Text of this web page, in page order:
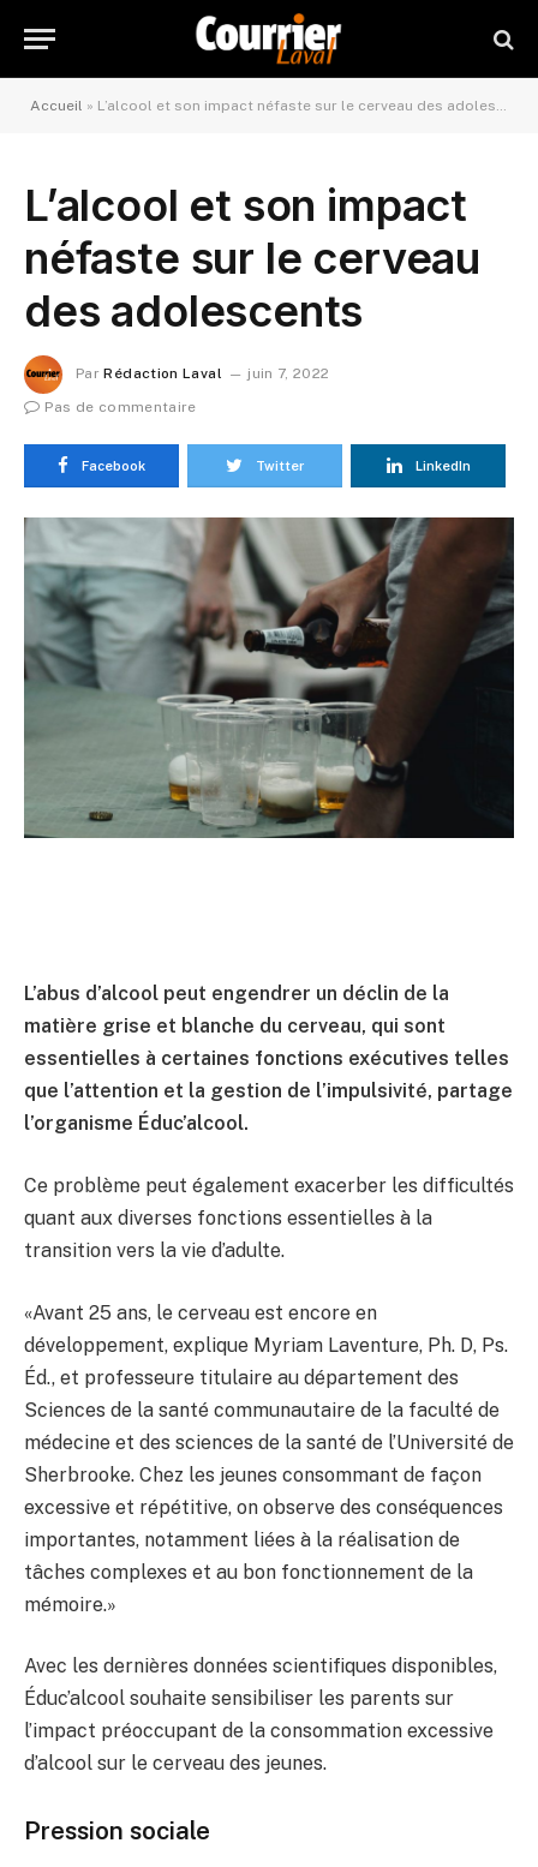
Accueil » L’alcool et son impact néfaste sur le cerveau des adolescents
L’alcool et son impact
néfaste sur le cerveau
des adolescents
Par Rédaction Laval
juin 7, 2022
Pas de commentaire
Facebook Twitter LinkedIn
L’abus d’alcool peut engendrer un déclin de la
matière grise et blanche du cerveau, qui sont
essentielles à certaines fonctions exécutives telles
que l’attention et la gestion de l’impulsivité, partage
l’organisme Éduc’alcool.
Ce problème peut également exacerber les difficultés
quant aux diverses fonctions essentielles à la
transition vers la vie d’adulte.
«Avant 25 ans, le cerveau est encore en
développement, explique Myriam Laventure, Ph. D, Ps.
Éd., et professeure titulaire au département des
Sciences de la santé communautaire de la faculté de
médecine et des sciences de la santé de l’Université de
Sherbrooke. Chez les jeunes consommant de façon
excessive et répétitive, on observe des conséquences
importantes, notamment liées à la réalisation de
tâches complexes et au bon fonctionnement de la
mémoire.»
Avec les dernières données scientifiques disponibles,
Éduc’alcool souhaite sensibiliser les parents sur
l’impact préoccupant de la consommation excessive
d’alcool sur le cerveau des jeunes.
Pression sociale